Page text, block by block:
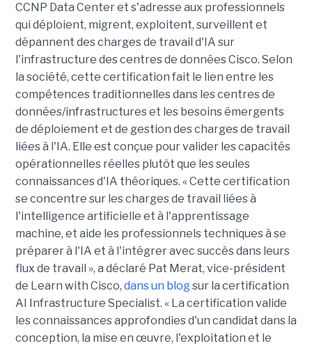
CCNP Data Center et s'adresse aux professionnels
qui déploient, migrent, exploitent, surveillent et
dépannent des charges de travail d'IA sur
l'infrastructure des centres de données Cisco. Selon
la société, cette certification fait le lien entre les
compétences traditionnelles dans les centres de
données/infrastructures et les besoins émergents
de déploiement et de gestion des charges de travail
liées à l'IA. Elle est conçue pour valider les capacités
opérationnelles réelles plutôt que les seules
connaissances d'IA théoriques. « Cette certification
se concentre sur les charges de travail liées à
l'intelligence artificielle et à l'apprentissage
machine, et aide les professionnels techniques à se
préparer à l'IA et à l'intégrer avec succès dans leurs
flux de travail », a déclaré Pat Merat, vice-président
de Learn with Cisco, dans un blogsur la certification
AI Infrastructure Specialist. « La certification valide
les connaissances approfondies d'un candidat dans la
conception, la mise en œuvre, l'exploitation et le